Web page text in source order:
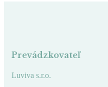
Prevádzkovateľ
Luviva s.r.o.